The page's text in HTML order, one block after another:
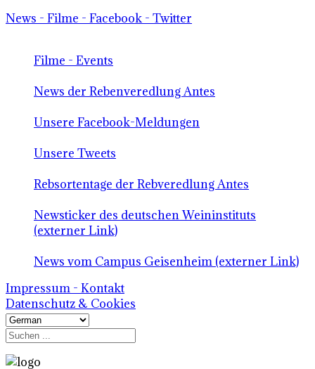
News - Filme - Facebook - Twitter
Filme - Events
News der Rebenveredlung Antes
Unsere Facebook-Meldungen
Unsere Tweets
Rebsortentage der Rebveredlung Antes
Newsticker des deutschen Weininstituts
(externer Link)
News vom Campus Geisenheim (externer Link)
Impressum - Kontakt
Datenschutz & Cookies